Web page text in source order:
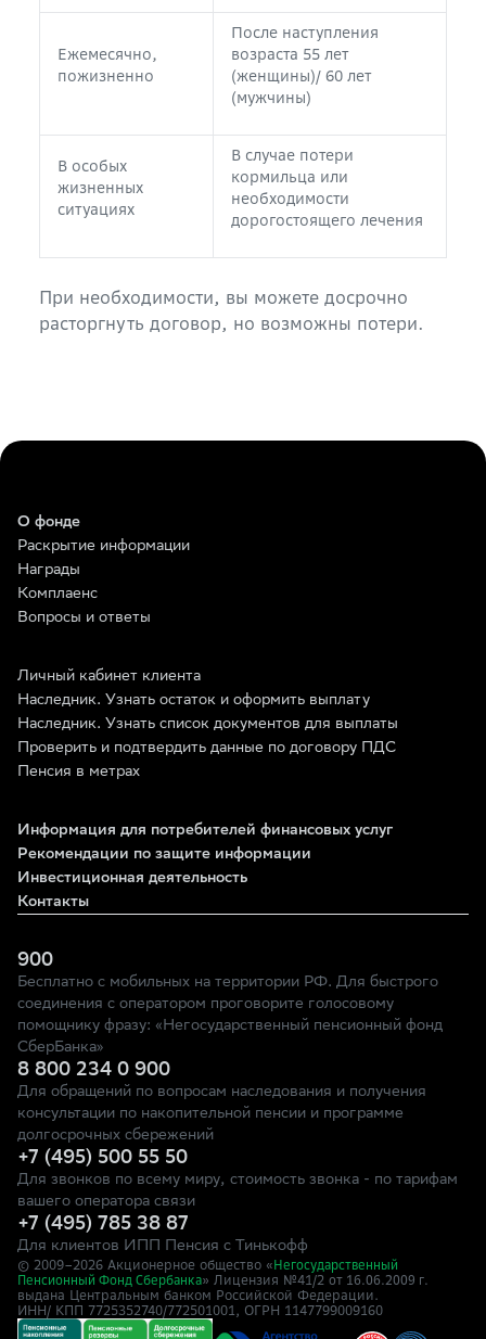
Ежемесячно,
пожизненно
После наступления
возраста 55 лет
(женщины)/ 60 лет
(мужчины)
В особых
жизненных
ситуациях
В случае потери
кормильца или
необходимости
дорогостоящего лечения
При необходимости, вы можете досрочно
расторгнуть договор, но возможны потери.
О фонде
Раскрытие информации
Награды
Комплаенс
Вопросы и ответы
Личный кабинет клиента
Наследник. Узнать остаток и оформить выплату
Наследник. Узнать список документов для выплаты
Проверить и подтвердить данные по договору ПДС
Пенсия в метрах
Информация для потребителей финансовых услуг
Рекомендации по защите информации
Инвестиционная деятельность
Контакты
900
Бесплатно с мобильных на территории РФ. Для быстрого
соединения с оператором проговорите голосовому
помощнику фразу: «Негосударственный пенсионный фонд
СберБанка»
8 800 234 0 900
Для обращений по вопросам наследования и получения
консультации по накопительной пенсии и программе
долгосрочных сбережений
+7 (495) 500 55 50
Для звонков по всему миру, стоимость звонка - по тарифам
вашего оператора связи
+7 (495) 785 38 87
Для клиентов ИПП Пенсия с Тинькофф
© 2009–2026 Акционерное общество « Негосударственный
Пенсионный Фонд Сбербанка» Лицензия №41/2 от 16.06.2009 г.
выдана Центральным банком Российской Федерации.
ИНН/ КПП 7725352740/772501001, ОГРН 1147799009160